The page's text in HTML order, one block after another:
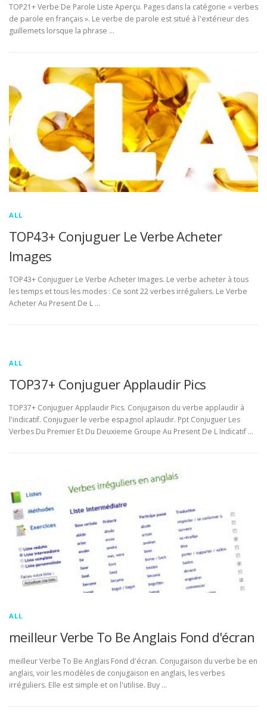
TOP21+ Verbe De Parole Liste Aperçu. Pages dans la catégorie « verbes
de parole en français ». Le verbe de parole est situé à l'extérieur des
guillemets lorsque la phrase …
ALL
TOP43+ Conjuguer Le Verbe Acheter
Images
TOP43+ Conjuguer Le Verbe Acheter Images. Le verbe acheter à tous
les temps et tous les modes : Ce sont 22 verbes irréguliers. Le Verbe
Acheter Au Present De L …
ALL
TOP37+ Conjuguer Applaudir Pics
TOP37+ Conjuguer Applaudir Pics. Conjugaison du verbe applaudir à
l'indicatif. Conjuguer le verbe espagnol aplaudir. Ppt Conjuguer Les
Verbes Du Premier Et Du Deuxieme Groupe Au Present De L Indicatif …
ALL
meilleur Verbe To Be Anglais Fond d'écran
meilleur Verbe To Be Anglais Fond d'écran. Conjugaison du verbe be en
anglais, voir les modèles de conjugaison en anglais, les verbes
irréguliers. Elle est simple et on l'utilise. Buy …